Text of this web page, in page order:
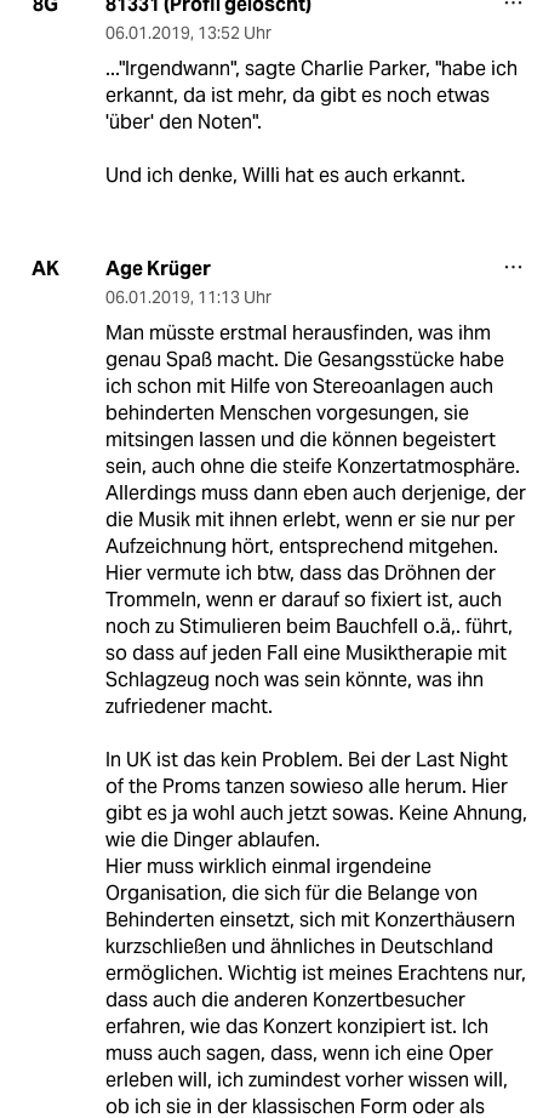
06.01.2019, 13:52 Uhr
..."Irgendwann", sagte Charlie Parker, "habe ich
erkannt, da ist mehr, da gibt es noch etwas
'über' den Noten".
Und ich denke, Willi hat es auch erkannt.
AK Age Krüger
06.01.2019, 11:13 Uhr
Man müsste erstmal herausfinden, was ihm
genau Spaß macht. Die Gesangsstücke habe
ich schon mit Hilfe von Stereoanlagen auch
behinderten Menschen vorgesungen, sie
mitsingen lassen und die können begeistert
sein, auch ohne die steife Konzertatmosphäre.
Allerdings muss dann eben auch derjenige, der
die Musik mit ihnen erlebt, wenn er sie nur per
Aufzeichnung hört, entsprechend mitgehen.
Hier vermute ich btw, dass das Dröhnen der
Trommeln, wenn er darauf so fixiert ist, auch
noch zu Stimulieren beim Bauchfell o.ä,. führt,
so dass auf jeden Fall eine Musiktherapie mit
Schlagzeug noch was sein könnte, was ihn
zufriedener macht.
In UK ist das kein Problem. Bei der Last Night
of the Proms tanzen sowieso alle herum. Hier
gibt es ja wohl auch jetzt sowas. Keine Ahnung,
wie die Dinger ablaufen.
Hier muss wirklich einmal irgendeine
Organisation, die sich für die Belange von
Behinderten einsetzt, sich mit Konzerthäusern
kurzschließen und ähnliches in Deutschland
ermöglichen. Wichtig ist meines Erachtens nur,
dass auch die anderen Konzertbesucher
erfahren, wie das Konzert konzipiert ist. Ich
muss auch sagen, dass, wenn ich eine Oper
erleben will, ich zumindest vorher wissen will,
ob ich sie in der klassischen Form oder als